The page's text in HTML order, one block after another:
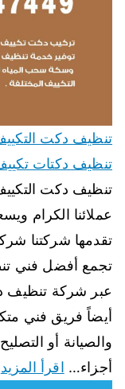
تنظيف دكتات
تنظيف دكت
عملائنا الكرام
تقدمها شركتنا
تجمع أفضل فني
عبر شركة تنظيف
أيضاً فريق فني
والصيانة أو
أجزاء… اقرأ المزيد